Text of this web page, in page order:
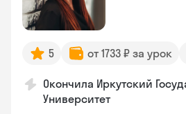
5 от 1733 ₽ за урок
Окончила Иркутский
Университет